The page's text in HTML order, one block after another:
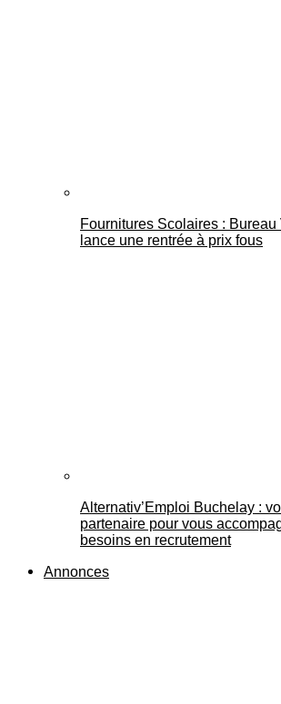
Fournitures Scolaires :
lance une rentrée à prix fous
Alternativ’Emploi Buchelay :
partenaire pour vous
besoins en recrutement
Annonces